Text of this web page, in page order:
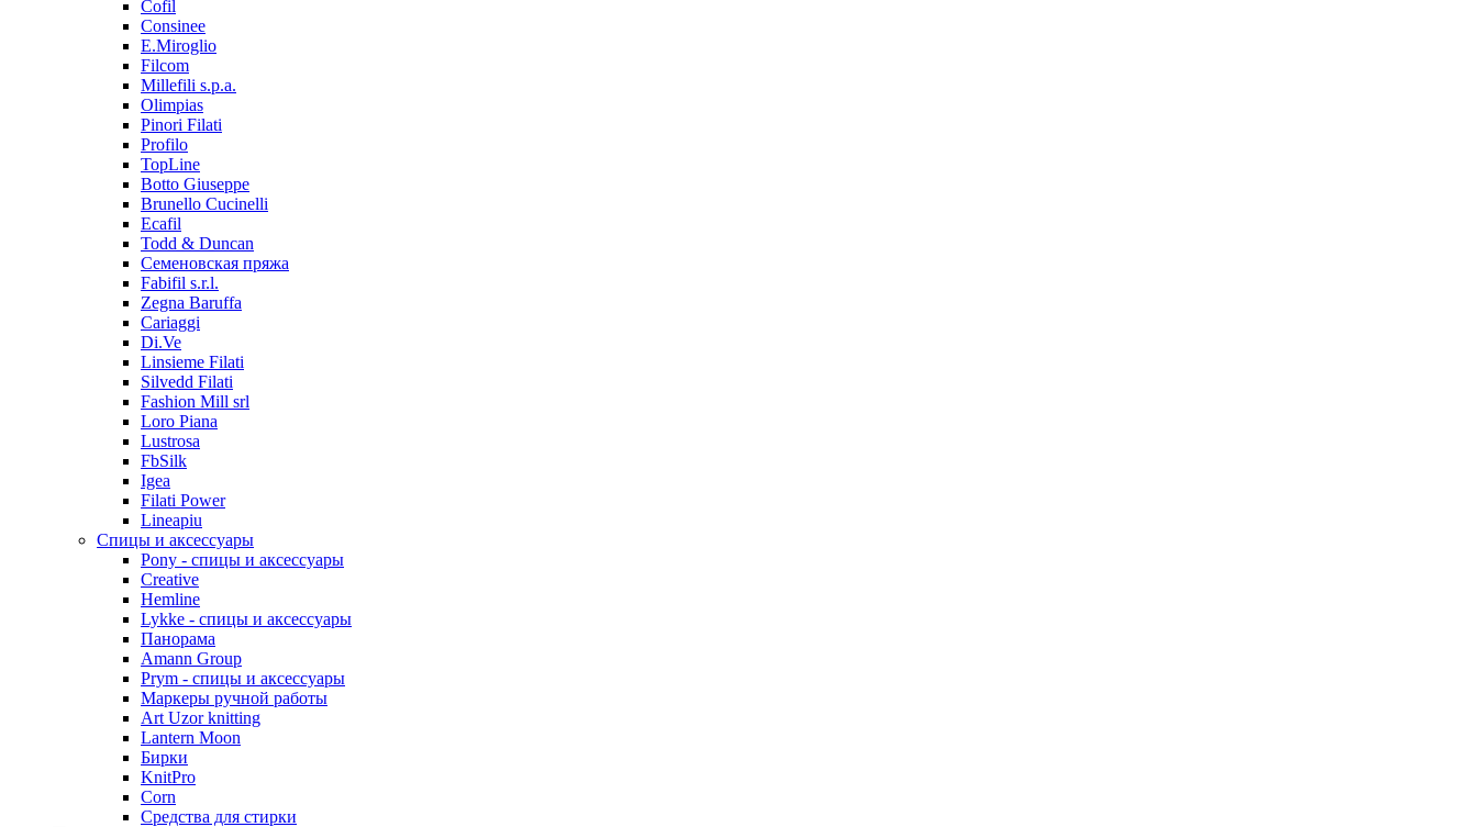
Cofil
Consinee
E.Miroglio
Filcom
Millefili s.p.a.
Olimpias
Pinori Filati
Profilo
TopLine
Botto Giuseppe
Brunello Cucinelli
Ecafil
Todd & Duncan
Семеновская пряжа
Fabifil s.r.l.
Zegna Baruffa
Cariaggi
Di.Ve
Linsieme Filati
Silvedd Filati
Fashion Mill srl
Loro Piana
Lustrosa
FbSilk
Igea
Filati Power
Lineapiu
Спицы и аксессуары
Pony - спицы и аксессуары
Creative
Hemline
Lykke - спицы и аксессуары
Панорама
Amann Group
Prym - спицы и аксессуары
Маркеры ручной работы
Art Uzor knitting
Lantern Moon
Бирки
KnitPro
Corn
Средства для стирки